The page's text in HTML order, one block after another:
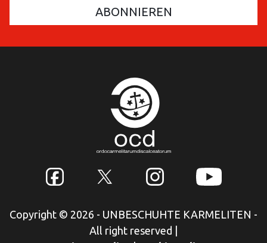
Copyright © 2026 - UNBESCHUHTE KARMELITEN -
All right reserved